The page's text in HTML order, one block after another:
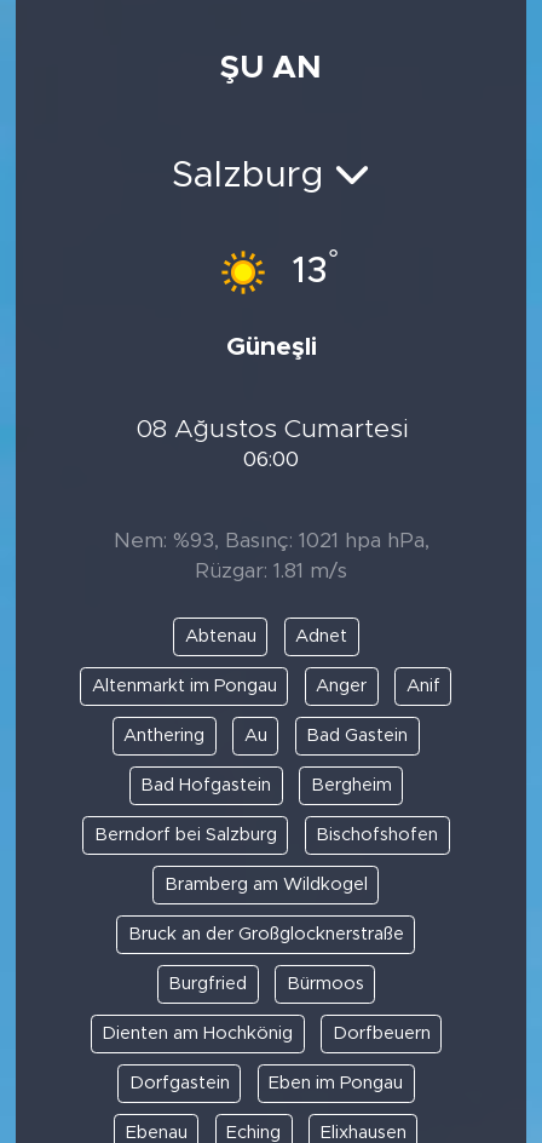
ŞU AN
Salzburg
13°
Güneşli
08 Ağustos Cumartesi
06:00
Nem: %93, Basınç: 1021 hpa hPa,
Rüzgar: 1.81 m/s
Abtenau Adnet
Altenmarkt im Pongau Anger Anif
Anthering Au Bad Gastein
Bad Hofgastein Bergheim
Berndorf bei Salzburg Bischofshofen
Bramberg am Wildkogel
Bruck an der Großglocknerstraße
Burgfried Bürmoos
Dienten am Hochkönig Dorfbeuern
Dorfgastein Eben im Pongau
Ebenau Eching Elixhausen